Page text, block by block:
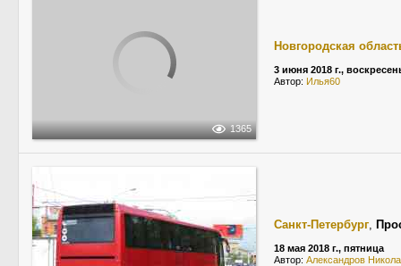
1365
Новгородская
3 июня 2018 г.,
Автор: Илья60
Санкт-Петербург,
18 мая 2018 г., пятница
Автор: Александров